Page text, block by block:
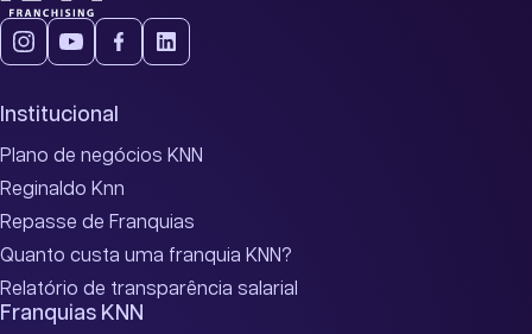
Institucional
Plano de negócios KNN
Reginaldo Knn
Repasse de Franquias
Quanto custa uma franquia KNN?
Relatório de transparência salarial
Franquias KNN